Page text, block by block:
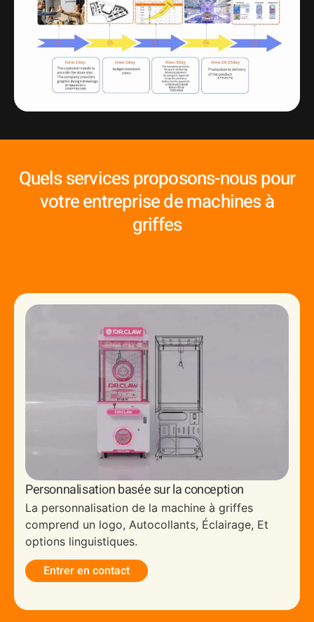
Quels services proposons-nous pour
votre entreprise de machines à
griffes
Personnalisation basée sur la conception
La personnalisation de la machine à griffes
comprend un logo, Autocollants, Éclairage, Et
options linguistiques.
Entrer en contact